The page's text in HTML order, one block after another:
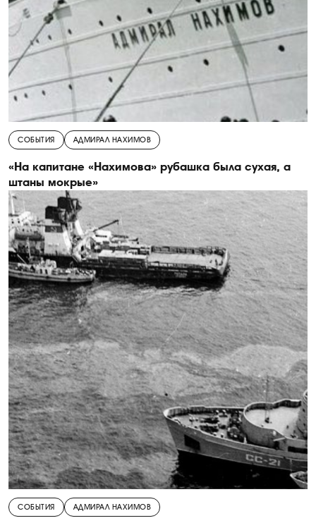
СОБЫТИЯ АДМИРАЛ НАХИМОВ
«На капитане «Нахимова» рубашка была сухая, а
штаны мокрые»
СОБЫТИЯ АДМИРАЛ НАХИМОВ